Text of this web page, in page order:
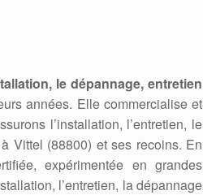
le dépannage, entretien
années. Elle commercialise et
l’installation, l’entretien, le
Vittel (88800) et ses recoins. En
expérimentée en grandes
l’entretien, la dépannage